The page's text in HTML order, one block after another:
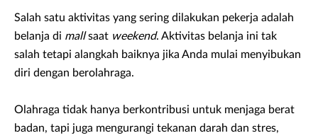
Salah satu aktivitas yang sering dilakukan pekerja adalah
belanja di mallsaat weekend. Aktivitas belanja ini tak
salah tetapi alangkah baiknya jika Anda mulai menyibukan
diri dengan berolahraga.
Olahraga tidak hanya berkontribusi untuk menjaga berat
badan, tapi juga mengurangi tekanan darah dan stres,